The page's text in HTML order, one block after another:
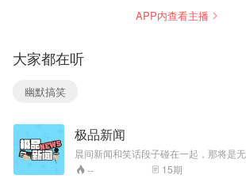
后的猛料八卦，这
里不仅是资讯，深
扒，爆料，内幕，
以娱乐圈最年轻的
的资讯。
APP内查看主播
大家都在听
幽默搞笑
极品新闻
晨间新闻和笑话段子碰在一起，那将是无
的火花。极品新闻，带你在严肃的新闻世
燃烧，疯癫，狂欢。
-- 15期